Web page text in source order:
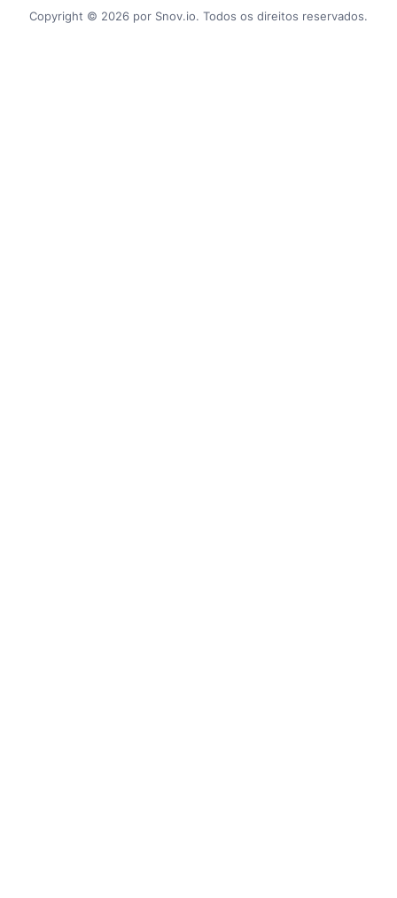
Copyright © 2026 por Snov.io. Todos os direitos reservados.